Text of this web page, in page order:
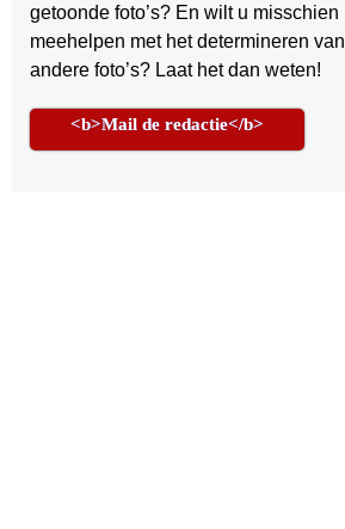
getoonde foto’s? En wilt u misschien
meehelpen met het determineren van
andere foto’s? Laat het dan weten!
<b>Mail de redactie</b>